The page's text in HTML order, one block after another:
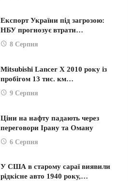
Експорт України під загрозою:
НБУ прогнозує втрати…
8 Серпня
Mitsubishi Lancer X 2010 року із
пробігом 13 тис. км…
9 Серпня
Ціни на нафту падають через
переговори Ірану та Оману
6 Серпня
У США в старому сараї виявили
рідкісне авто 1940 року,…